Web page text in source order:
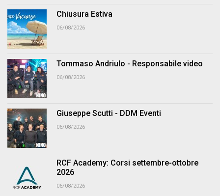
Chiusura Estiva
06/08/2026
Tommaso Andriulo - Responsabile video
06/08/2026
Giuseppe Scutti - DDM Eventi
06/08/2026
RCF Academy: Corsi settembre-ottobre
2026
06/08/2026